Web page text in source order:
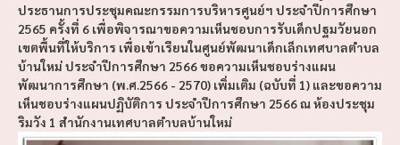
ประธานการประชุมคณะกรรมการบริหารศูนย์ฯ ประจำปีการศึกษา
2565 ครั้งที่ 6 เพื่อพิจารณาขอความเห็นชอบการรับเด็กปฐมวัยนอก
เขตพื้นที่ให้บริการ เพื่อเข้าเรียนในศูนย์พัฒนาเด็กเล็กเทศบาลตำบล
บ้านใหม่ ประจำปีการศึกษา 2566 ขอความเห็นชอบร่างแผน
พัฒนาการศึกษา (พ.ศ.2566 - 2570) เพิ่มเติม (ฉบับที่ 1) และขอความ
เห็นชอบร่างแผนปฏิบัติการ ประจำปีการศึกษา 2566 ณ ห้องประชุม
ริมวัง 1 สำนักงานเทศบาลตำบลบ้านใหม่